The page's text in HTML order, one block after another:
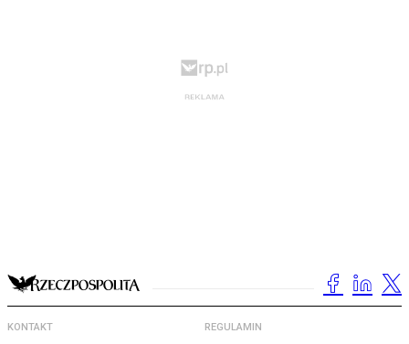
KONTAKT REGULAMIN